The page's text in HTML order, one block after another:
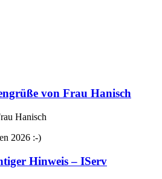
von Frau Hanisch
2026 :-)
Hinweis – IServ